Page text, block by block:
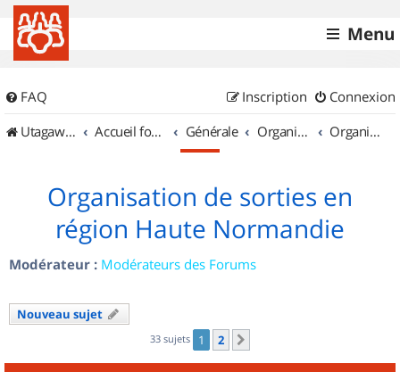
Menu
FAQ Connexion
Inscription
UtagawaVTT (Randos VTT et VTTAE avec traces GPS)
Accueil forum Générale Organisation de sorties & Recherche de partenaires Organisation de sorties en région Haute Normandie
Organisation de sorties en
région Haute Normandie
Modérateur : Modérateurs des Forums
Nouveau sujet
33 sujets 1 2